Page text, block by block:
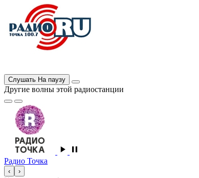
Слушать На паузу
Другие волны этой радиостанции
Радио Точка
‹ ›